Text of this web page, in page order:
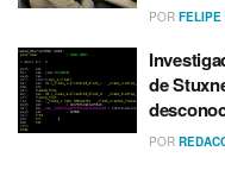
POR FELIPE
de
POR